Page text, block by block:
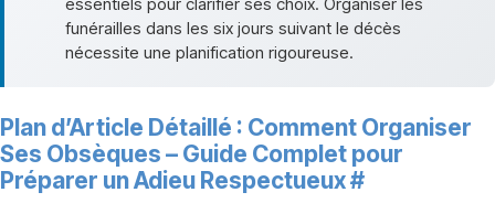
funérailles dans les six jours suivant le décès
nécessite une planification rigoureuse.
Plan d’Article Détaillé : Comment Organiser
Ses Obsèques – Guide Complet pour
Préparer un Adieu Respectueux#